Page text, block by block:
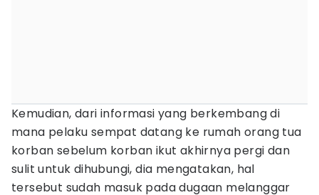
Kemudian, dari informasi yang berkembang di
mana pelaku sempat datang ke rumah orang tua
korban sebelum korban ikut akhirnya pergi dan
sulit untuk dihubungi, dia mengatakan, hal
tersebut sudah masuk pada dugaan melanggar